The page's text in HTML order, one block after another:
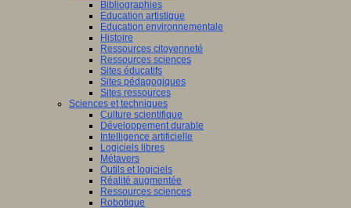
Bibliographies
Education artistique
Education environnementale
Histoire
Ressources citoyenneté
Ressources sciences
Sites éducatifs
Sites pédagogiques
Sites ressources
Sciences et techniques
Culture scientifique
Développement durable
Intelligence artificielle
Logiciels libres
Métavers
Outils et logiciels
Réalité augmentée
Ressources sciences
Robotique